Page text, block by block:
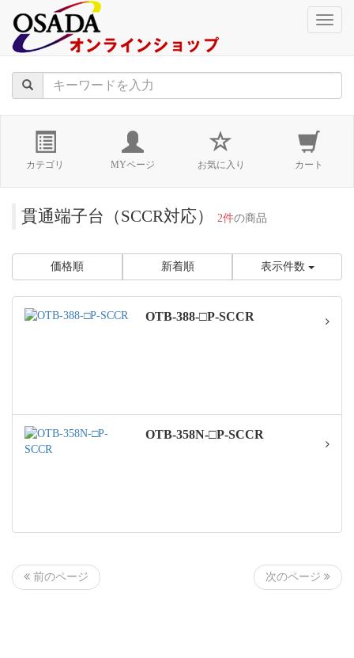
カテゴリ MYページ お気に入り カート
貫通端子台（SCCR対応） 2件の商品
価格順 新着順 表示件数
OTB-388-□P-SCCR
OTB-358N-□P-SCCR
前のページ 次のページ